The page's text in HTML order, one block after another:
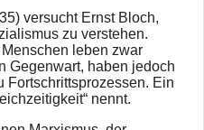
versucht Ernst Bloch,
zu verstehen.
leben zwar
Gegenwart, haben jedoch
Fortschrittsprozessen. Ein
nennt.